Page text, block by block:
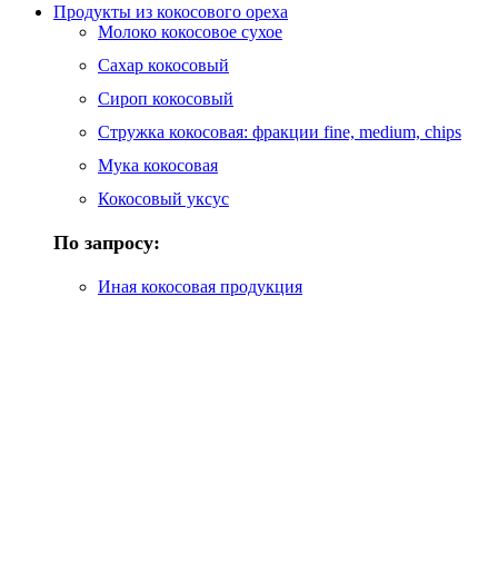
Продукты из кокосового ореха
Молоко кокосовое сухое
Сахар кокосовый
Сироп кокосовый
Стружка кокосовая: фракции fine, medium, chips
Мука кокосовая
Кокосовый уксус
По запросу:
Иная кокосовая продукция